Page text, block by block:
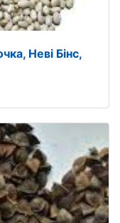
Неві Бінс,